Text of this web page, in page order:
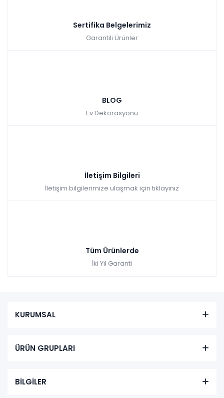
Sertifika Belgelerimiz
Garantili Ürünler
BLOG
Ev Dekorasyonu
İletişim Bilgileri
İletişim bilgilerimize ulaşmak için tıklayınız
Tüm Ürünlerde
İki Yıl Garanti
KURUMSAL
ÜRÜN GRUPLARI
BİLGİLER